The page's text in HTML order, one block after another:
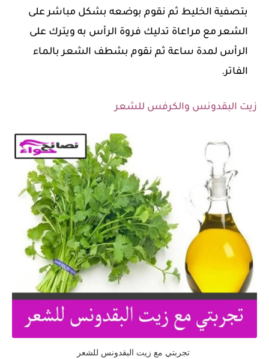
بتصفية الخليط ثم نقوم بوضعه بشكل مباشر على
الشعر مع مراعاة تدليك فروة الرأس به ويترك على
الرأس لمدة ساعة ثم نقوم بشطف الشعر بالماء
الفاتر.
زيت البقدونس والكرفس للشعر
تجربتي مع زيت البقدونس للشعر